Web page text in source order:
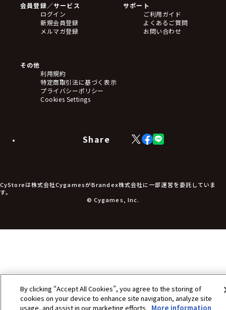
フィギュア
アクリルスタンド
バッジ
キーホルダー・ストラップ
ステッカー・シール・カード
タペストリー・ポスター
アームサポーター
ブレードホルダー
食品・飲料品
アパレル小物
アクセサリー
会員登録／サービス
ログイン
新規会員登録
メルマガ登録
サポート
ご利用ガイド
よくあるご質問
お問い合わせ
その他
利用規約
特定商取引法に基づく表示
プライバシーポリシー
Cookies Settings
Share
X
(Twitter)
Facebook
LINE
CyStoreは株式会社CygamesがBrandex株式会社に一部運営を委託していま
す。
© Cygames, Inc.
By clicking “Accept All Cookies”, you agree to the storing of
cookies on your device to enhance site navigation, analyze site
usage, and assist in our marketing efforts. More information